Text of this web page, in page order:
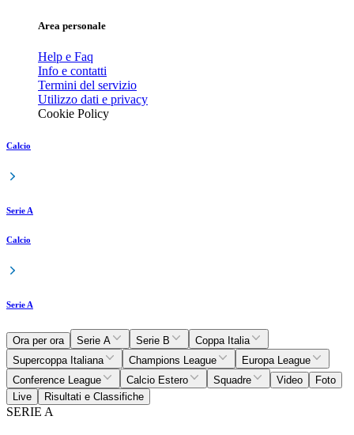
Area personale
Help e Faq
Info e contatti
Termini del servizio
Utilizzo dati e privacy
Cookie Policy
Calcio
Serie A
Calcio
Serie A
Ora per ora Serie A Serie B
Coppa Italia
Supercoppa Italiana
Champions League
Europa League
Conference League
Calcio Estero Squadre Video
Foto
Live
Risultati e Classifiche
SERIE A